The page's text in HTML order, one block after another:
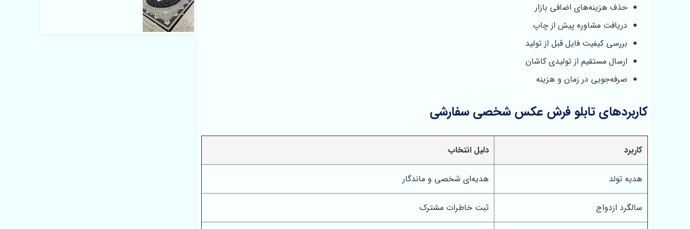
حذف هزینه‌های اضافی بازار
دریافت مشاوره پیش از چاپ
بررسی کیفیت فایل قبل از تولید
ارسال مستقیم از تولیدی کاشان
صرفه‌جویی در زمان و هزینه
کاربردهای تابلو فرش عکس شخصی سفارشی
کاربرد دلیل انتخاب
هدیه تولد هدیه‌ای شخصی و ماندگار
سالگرد ازدواج ثبت خاطرات مشترک